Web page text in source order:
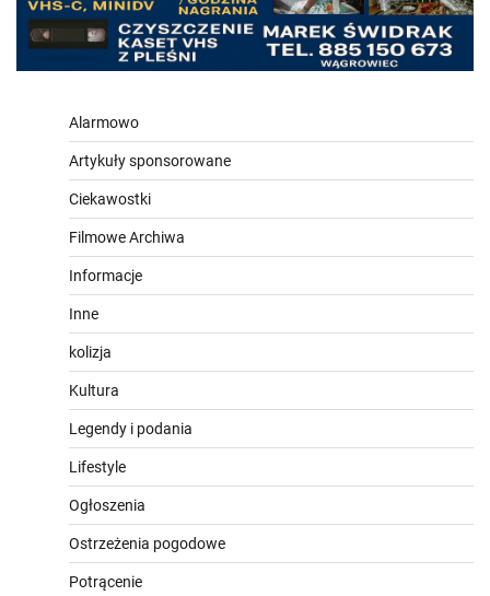
Alarmowo
Artykuły sponsorowane
Ciekawostki
Filmowe Archiwa
Informacje
Inne
kolizja
Kultura
Legendy i podania
Lifestyle
Ogłoszenia
Ostrzeżenia pogodowe
Potrącenie